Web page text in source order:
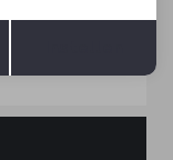
Opslaan